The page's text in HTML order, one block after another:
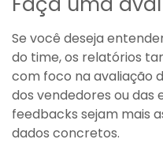
Se você deseja
do time, os relatórios
com foco na avaliação
dos vendedores ou das
feedbacks sejam mais
dados concretos.